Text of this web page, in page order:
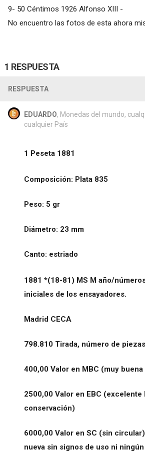
9- 50 Céntimos 1926 Alfonso XIII -
No encuentro las fotos de esta ahora
1 RESPUESTA
RESPUESTA
EDUARDO, Monedas del mundo,
cualquier País
1 Peseta 1881
Composición: Plata 835
Peso: 5 gr
Diámetro: 23 mm
Canto: estriado
1881 *(18-81) MS M año/
iniciales de los ensayadores.
Madrid CECA
798.810 Tirada, número de
400,00 Valor en MBC (muy
2500,00 Valor en EBC (excelente
conservación)
6000,00 Valor en SC (sin
nueva sin signos de uso ni